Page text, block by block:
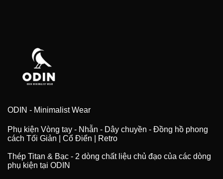
ODIN - Minimalist Wear
Phụ kiện Vòng tay - Nhẫn - Dây chuyền - Đồng hồ phong
cách Tối Giản | Cổ Điển | Retro
Thép Titan & Bạc - 2 dòng chất liệu chủ đạo của các dòng
phụ kiện tại ODIN